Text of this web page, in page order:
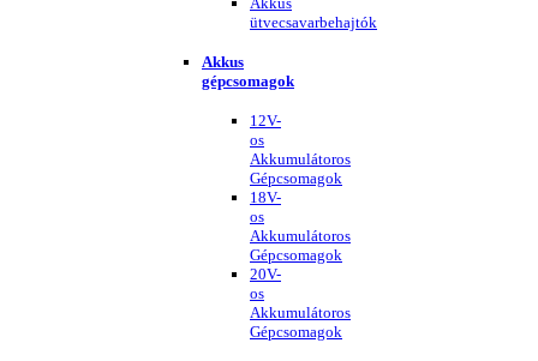
ütvecsavarbehajtók
Akkus
gépcsomagok
12V-
os
Akkumulátoros
Gépcsomagok
18V-
os
Akkumulátoros
Gépcsomagok
20V-
os
Akkumulátoros
Gépcsomagok